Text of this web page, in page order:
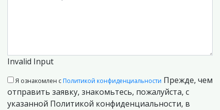
Invalid Input
Я ознакомлен с Политикой конфиденциальности Прежде, чем
отправить заявку, знакомьтесь, пожалуйста, с
указанной Политикой конфиденциальности, в